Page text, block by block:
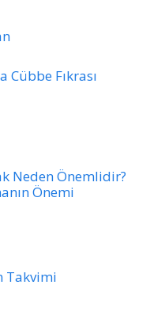
Cübbe Fıkrası
Neden Önemlidir?
Önemi
Takvimi